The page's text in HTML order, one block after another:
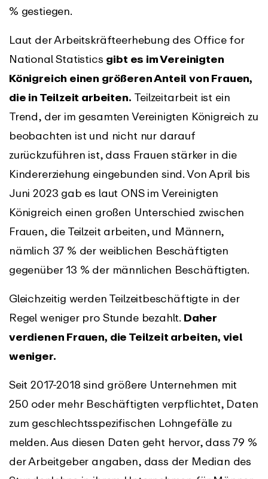
% gestiegen.
Laut der Arbeitskräfteerhebung des Office for
National Statistics gibt es im Vereinigten
Königreich einen größeren Anteil von Frauen,
die in Teilzeit arbeiten. Teilzeitarbeit ist ein
Trend, der im gesamten Vereinigten Königreich zu
beobachten ist und nicht nur darauf
zurückzuführen ist, dass Frauen stärker in die
Kindererziehung eingebunden sind. Von April bis
Juni 2023 gab es laut ONS im Vereinigten
Königreich einen großen Unterschied zwischen
Frauen, die Teilzeit arbeiten, und Männern,
nämlich 37 % der weiblichen Beschäftigten
gegenüber 13 % der männlichen Beschäftigten.
Gleichzeitig werden Teilzeitbeschäftigte in der
Regel weniger pro Stunde bezahlt. Daher
verdienen Frauen, die Teilzeit arbeiten, viel
weniger.
Seit 2017-2018 sind größere Unternehmen mit
250 oder mehr Beschäftigten verpflichtet, Daten
zum geschlechtsspezifischen Lohngefälle zu
melden. Aus diesen Daten geht hervor, dass 79 %
der Arbeitgeber angaben, dass der Median des